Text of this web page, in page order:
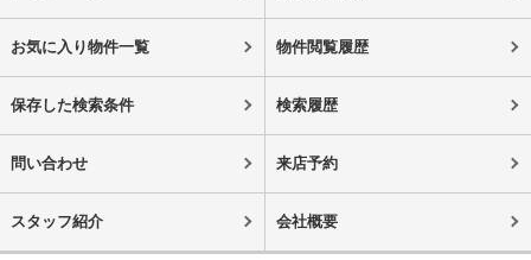
お気に入り物件一覧 物件閲覧履歴
保存した検索条件 検索履歴
問い合わせ 来店予約
スタッフ紹介 会社概要